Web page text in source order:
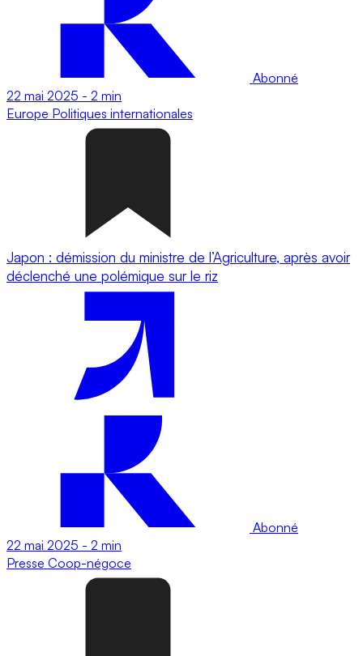
Abonné
22 mai 2025 - 2 min
Europe Politiques internationales
Japon : démission du ministre de l’Agriculture, après avoir
déclenché une polémique sur le riz
Abonné
22 mai 2025 - 2 min
Presse Coop-négoce